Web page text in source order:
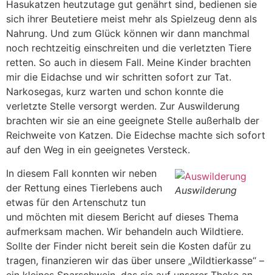
Hasukatzen heutzutage gut genährt sind, bedienen sie
sich ihrer Beutetiere meist mehr als Spielzeug denn als
Nahrung. Und zum Glück können wir dann manchmal
noch rechtzeitig einschreiten und die verletzten Tiere
retten. So auch in diesem Fall. Meine Kinder brachten
mir die Eidachse und wir schritten sofort zur Tat.
Narkosegas, kurz warten und schon konnte die
verletzte Stelle versorgt werden. Zur Auswilderung
brachten wir sie an eine geeignete Stelle außerhalb der
Reichweite von Katzen. Die Eidechse machte sich sofort
auf den Weg in ein geeignetes Versteck.
Auswilderung
In diesem Fall konnten wir neben
der Rettung eines Tierlebens auch
etwas für den Artenschutz tun
und möchten mit diesem Bericht auf dieses Thema
aufmerksam machen. Wir behandeln auch Wildtiere.
Sollte der Finder nicht bereit sein die Kosten dafür zu
tragen, finanzieren wir das über unsere „Wildtierkasse“ –